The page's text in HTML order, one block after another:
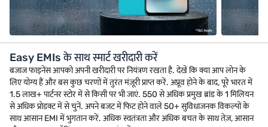
Easy EMIs के साथ स्मार्ट खरीदारी करें
बजाज फाइनेंस आपको अपनी खरीदारी पर नियंत्रण रखता है. देखें कि क्या आप लोन के
लिए योग्य हैं और बस कुछ चरणों में तुरंत मंज़ूरी प्राप्त करें. अप्रूव होने के बाद, पूरे भारत में
1.5 लाख+ पार्टनर स्टोर में से किसी पर भी जाएं. 550 से अधिक प्रमुख ब्रांड के 1 मिलियन
से अधिक प्रोडक्ट में से चुनें. अपने बजट में फिट होने वाले 50+ सुविधाजनक विकल्पों के
साथ आसान EMI में भुगतान करें. अधिक स्वतंत्रता और अधिक बचत के साथ तेज़, आसान